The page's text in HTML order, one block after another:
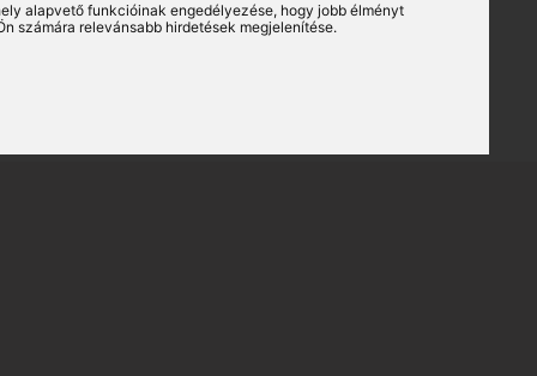
alapvető funkcióinak engedélyezése, hogy jobb élményt
számára relevánsabb hirdetések megjelenítése.